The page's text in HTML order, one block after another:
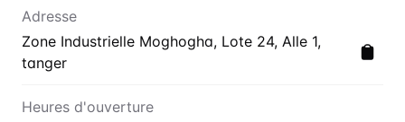
Adresse
Zone Industrielle Moghogha, Lote 24, Alle 1,
tanger
Heures d'ouverture